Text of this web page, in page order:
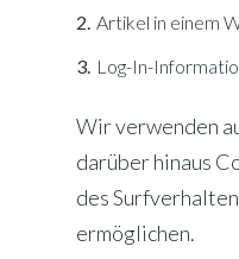
Artikel in einem
Log-In-
Wir verwenden
darüber hinaus
des
ermöglichen.